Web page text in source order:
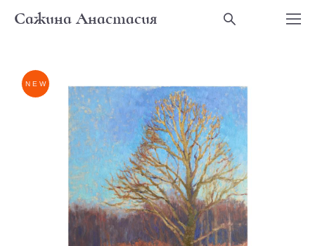
Сажина Анастасия
NEW